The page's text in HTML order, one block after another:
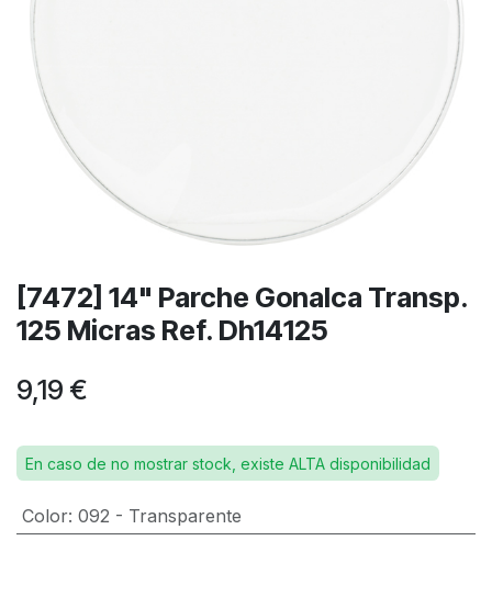
[7472] 14" Parche Gonalca Transp.
125 Micras Ref. Dh14125
9,19 €
En caso de no mostrar stock, existe ALTA disponibilidad
Color: 092 - Transparente